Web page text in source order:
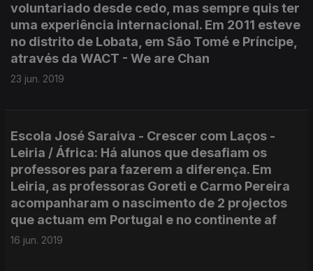
voluntariado desde cedo, mas sempre quis ter
uma experiência internacional. Em 2011 esteve
no distrito de Lobata, em São Tomé e Príncipe,
através da WACT - We are Chan
23 jun. 2019
Escola José Saraiva - Crescer com Laços -
Leiria / África: Há alunos que desafiam os
professores para fazerem a diferença. Em
Leiria, as professoras Goreti e Carmo Pereira
acompanharam o nascimento de 2 projectos
que actuam em Portugal e no continente af
16 jun. 2019